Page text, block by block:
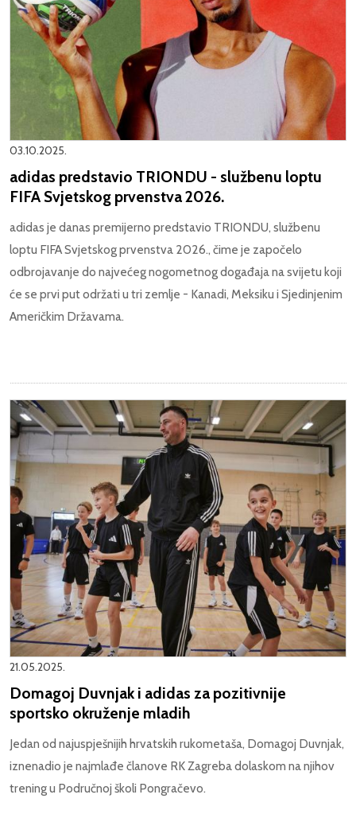
03.10.2025.
adidas predstavio TRIONDU - službenu loptu
FIFA Svjetskog prvenstva 2026.
adidas je danas premijerno predstavio TRIONDU, službenu
loptu FIFA Svjetskog prvenstva 2026., čime je započelo
odbrojavanje do najvećeg nogometnog događaja na svijetu koji
će se prvi put održati u tri zemlje - Kanadi, Meksiku i Sjedinjenim
Američkim Državama.
21.05.2025.
Domagoj Duvnjak i adidas za pozitivnije
sportsko okruženje mladih
Jedan od najuspješnijih hrvatskih rukometaša, Domagoj Duvnjak,
iznenadio je najmlađe članove RK Zagreba dolaskom na njihov
trening u Područnoj školi Pongračevo.